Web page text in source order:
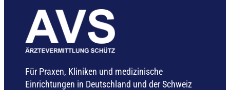
Für Praxen, Kliniken und medizinische
Einrichtungen in Deutschland und der Schweiz